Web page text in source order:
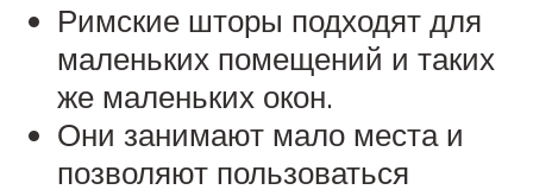
Римские шторы подходят для
маленьких помещений и таких
же маленьких окон.
Они занимают мало места и
позволяют пользоваться